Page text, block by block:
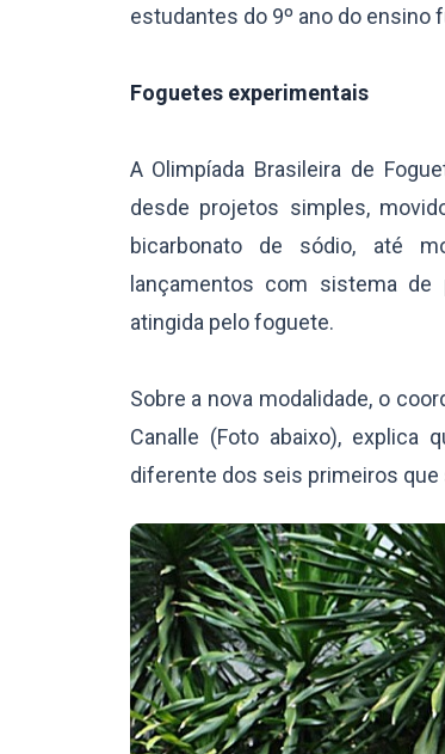
estudantes do 9º ano do ensino
Foguetes experimentais
A Olimpíada Brasileira de
desde projetos simples,
bicarbonato de sódio, até
lançamentos com sistema de
atingida pelo foguete.
Sobre a nova modalidade, o
Canalle (Foto abaixo),
diferente dos seis primeiros